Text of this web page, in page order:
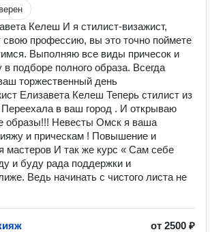
Келеш И я стилист-визажист,
свою профессию, вы это точно поймете
Выполняю все виды причесок и
подборе полного образа. Всегда
торжественный день
Елизавета Келеш Теперь стилист из
в ваш город . И открываю
образы!!! Невесты Омск я ваша
и прическам ! Повышение и
мастеров И так же курс « Сам себе
и буду рада поддержки и
Ведь начинать с чистого листа не
от 2500 ₽